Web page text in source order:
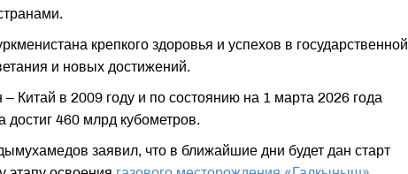
крепкого здоровья и успехов в государственной
и новых достижений.
Китай в 2009 году и по состоянию на 1 марта 2026 года
достиг 460 млрд кубометров.
заявил, что в ближайшие дни будет дан старт